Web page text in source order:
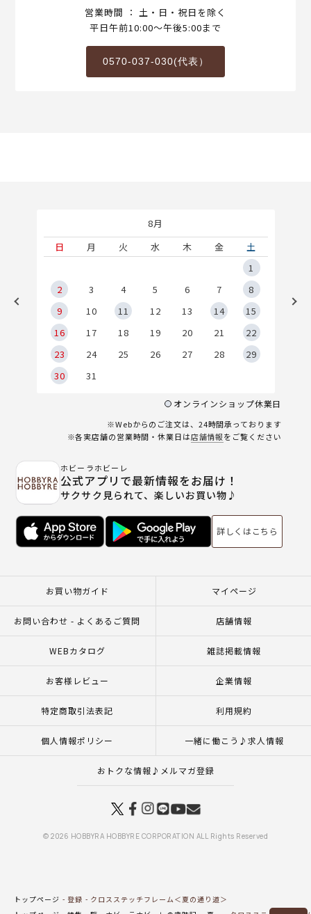
営業時間 ： 土・日・祝日を除く
平日午前10:00～午後5:00まで
0570-037-030(代表）
8月
日
月 火 水 木 金
土
1
2
3 4 5 6 7
8
9
10 11 12 13 14
15
16
17 18 19 20 21
22
23
24 25 26 27 28
29
30
31
オンラインショップ休業日
※Webからのご注文は、24時間承っております
※各実店舗の営業時間・休業日は店舗情報をご覧ください
ホビーラホビーレ
公式アプリで最新情報をお届け！
サクサク見られて、楽しいお買い物♪
詳しくはこちら
お買い物ガイド マイページ
お問い合わせ - よくあるご質問 店舗情報
WEBカタログ 雑誌掲載情報
お客様レビュー 企業情報
特定商取引法表記 利用規約
個人情報ポリシー 一緒に働こう♪求人情報
おトクな情報♪メルマガ登録
© 2026 HOBBYRA HOBBYRE CORPORATION ALL Rights Reserved
トップページ 登録
クロスステッチフレーム＜夏の通り道＞